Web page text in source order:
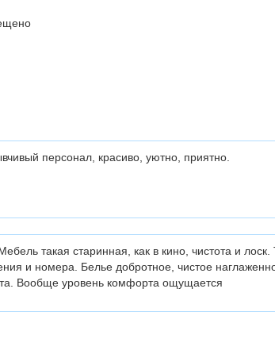
персонал, красиво, уютно, приятно.
такая старинная, как в кино, чистота и лоск.
и номера. Белье добротное, чистое
Вообще уровень комфорта ощущается